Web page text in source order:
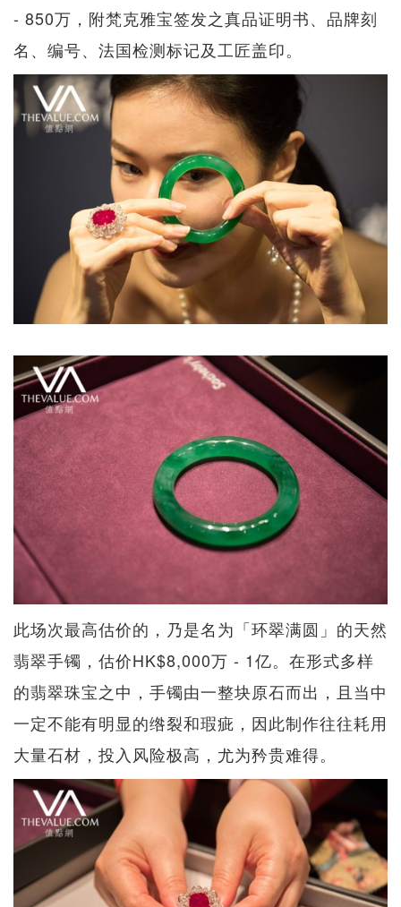
- 850万，附梵克雅宝签发之真品证明书、品牌刻
名、编号、法国检测标记及工匠盖印。
此场次最高估价的，乃是名为「环翠满圆」的天然
翡翠手镯，估价HK$8,000万 - 1亿。在形式多样
的翡翠珠宝之中，手镯由一整块原石而出，且当中
一定不能有明显的绺裂和瑕疵，因此制作往往耗用
大量石材，投入风险极高，尤为矜贵难得。